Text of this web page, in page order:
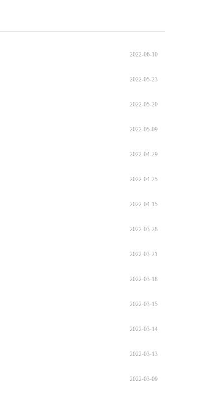
2022-06-10
2022-05-23
2022-05-20
2022-05-09
2022-04-29
2022-04-25
2022-04-15
2022-03-28
2022-03-21
2022-03-18
2022-03-15
2022-03-14
2022-03-13
2022-03-09